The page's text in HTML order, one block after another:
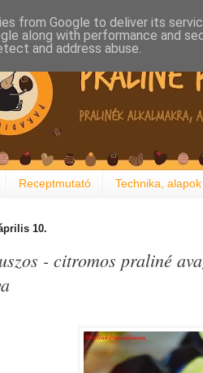
Receptmutató Technika, alapok
10.
- citromos praliné
from Google to deliver its
along with performance and
and address abuse.